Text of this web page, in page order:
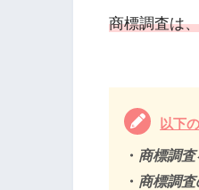
商標調査は
以下
・ 商標調
・ 商標調